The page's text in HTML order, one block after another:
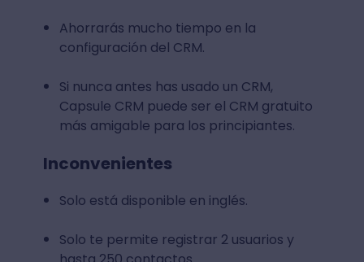
Ahorrarás mucho tiempo en la
configuración del CRM.
Si nunca antes has usado un CRM,
Capsule CRM puede ser el CRM gratuito
más amigable para los principiantes.
Inconvenientes
Solo está disponible en inglés.
Solo te permite registrar 2 usuarios y